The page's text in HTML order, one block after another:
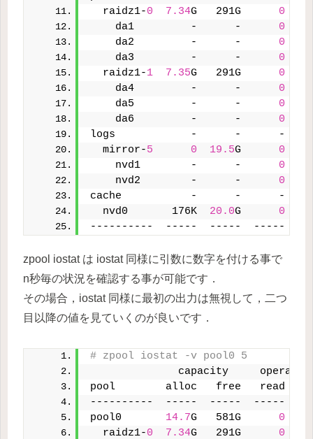
  raidz1-
0 7.34G   291G 0
    da1         -      -
0
    da2         -      -
0
    da3         -      -
0
  raidz1-
1 7.35G   291G 0
    da4         -      -
0
    da5         -      -
0
    da6         -      -
0
logs            -      -      -
  mirror-
5 0 19.5G 0
    nvd1        -      -
0
    nvd2        -      -
0
cache           -      -      -
  nvd0       176K
20.0G 0
----------  -----  -----  -----
zpool iostat は iostat 同様に引数に数字を付ける事で
n秒毎の状況を確認する事が可能です．
その場合，iostat 同様に最初の出力は無視して，二つ
目以降の値を見ていくのが良いです．
# zpool iostat -v pool0 5
capacity
pool        alloc   free   read
----------  -----  -----  -----
pool0 14.7G   581G 0
  raidz1-
0 7.34G   291G 0